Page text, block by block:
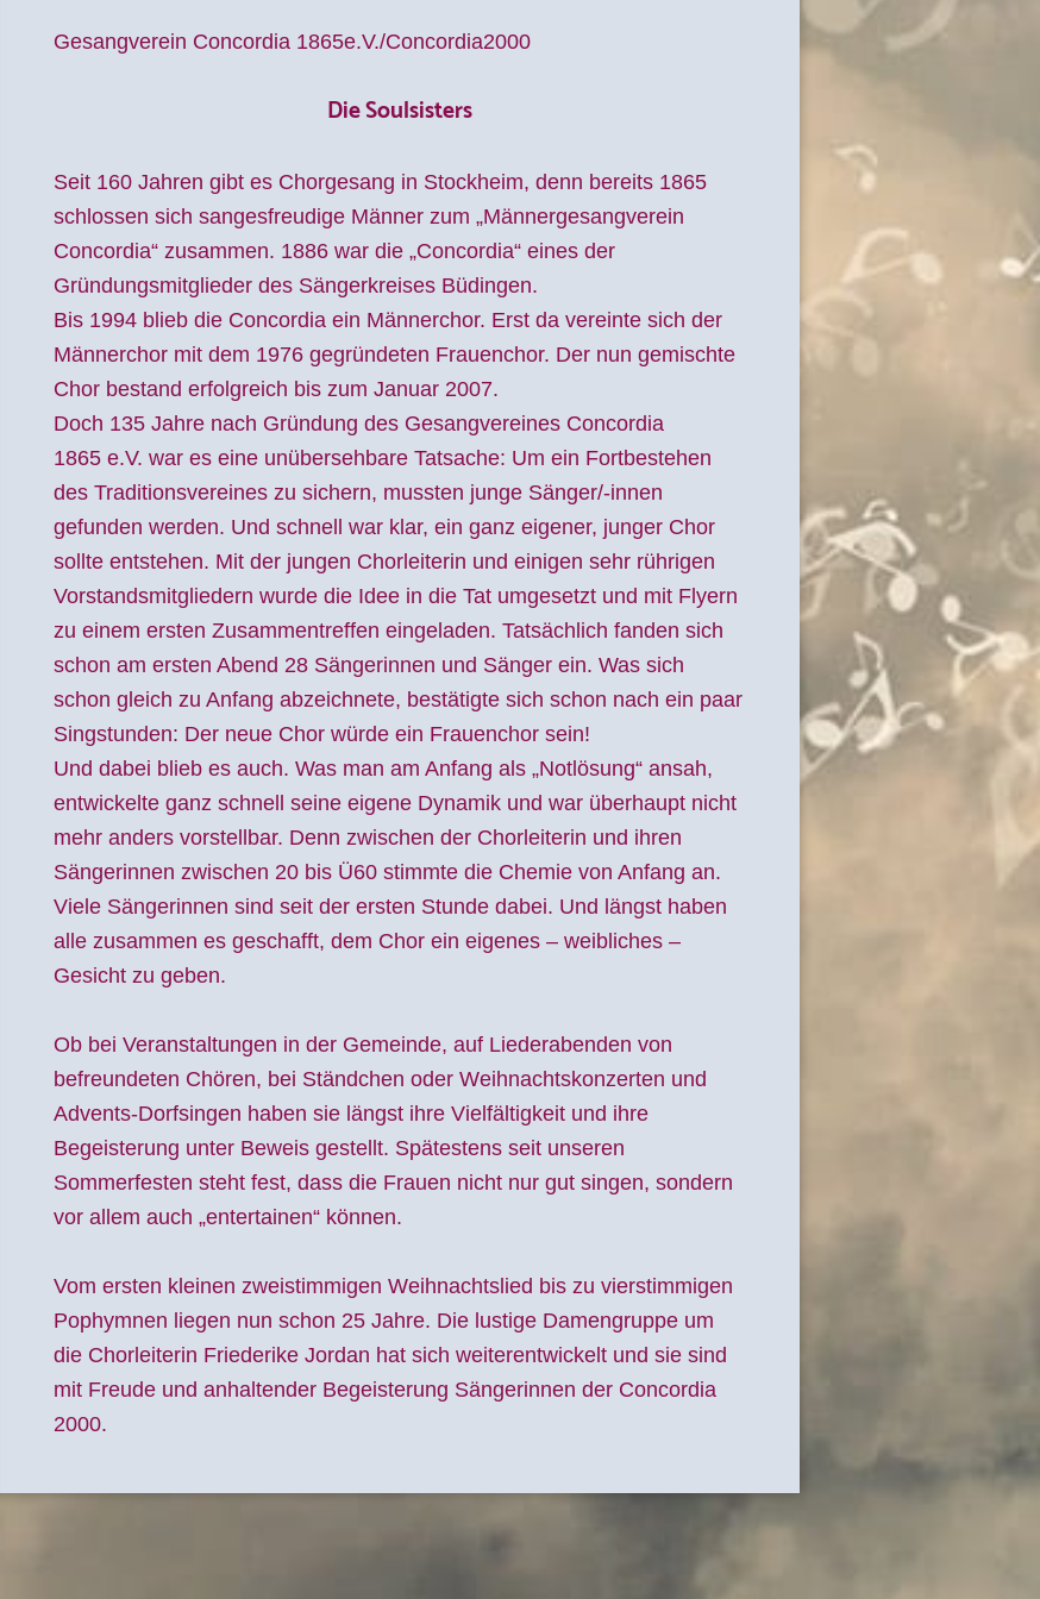
Gesangverein Concordia 1865e.V./Concordia2000
Die Soulsisters
Seit 160 Jahren gibt es Chorgesang in Stockheim, denn bereits 1865
schlossen sich sangesfreudige Männer zum „Männergesangverein
Concordia“ zusammen. 1886 war die „Concordia“ eines der
Gründungsmitglieder des Sängerkreises Büdingen.
Bis 1994 blieb die Concordia ein Männerchor. Erst da vereinte sich der
Männerchor mit dem 1976 gegründeten Frauenchor. Der nun gemischte
Chor bestand erfolgreich bis zum Januar 2007.
Doch 135 Jahre nach Gründung des Gesangvereines Concordia
1865 e.V. war es eine unübersehbare Tatsache: Um ein Fortbestehen
des Traditionsvereines zu sichern, mussten junge Sänger/-innen
gefunden werden. Und schnell war klar, ein ganz eigener, junger Chor
sollte entstehen. Mit der jungen Chorleiterin und einigen sehr rührigen
Vorstandsmitgliedern wurde die Idee in die Tat umgesetzt und mit Flyern
zu einem ersten Zusammentreffen eingeladen. Tatsächlich fanden sich
schon am ersten Abend 28 Sängerinnen und Sänger ein. Was sich
schon gleich zu Anfang abzeichnete, bestätigte sich schon nach ein paar
Singstunden: Der neue Chor würde ein Frauenchor sein!
Und dabei blieb es auch. Was man am Anfang als „Notlösung“ ansah,
entwickelte ganz schnell seine eigene Dynamik und war überhaupt nicht
mehr anders vorstellbar. Denn zwischen der Chorleiterin und ihren
Sängerinnen zwischen 20 bis Ü60 stimmte die Chemie von Anfang an.
Viele Sängerinnen sind seit der ersten Stunde dabei. Und längst haben
alle zusammen es geschafft, dem Chor ein eigenes – weibliches –
Gesicht zu geben.
Ob bei Veranstaltungen in der Gemeinde, auf Liederabenden von
befreundeten Chören, bei Ständchen oder Weihnachtskonzerten und
Advents-Dorfsingen haben sie längst ihre Vielfältigkeit und ihre
Begeisterung unter Beweis gestellt. Spätestens seit unseren
Sommerfesten steht fest, dass die Frauen nicht nur gut singen, sondern
vor allem auch „entertainen“ können.
Vom ersten kleinen zweistimmigen Weihnachtslied bis zu vierstimmigen
Pophymnen liegen nun schon 25 Jahre. Die lustige Damengruppe um
die Chorleiterin Friederike Jordan hat sich weiterentwickelt und sie sind
mit Freude und anhaltender Begeisterung Sängerinnen der Concordia
2000.